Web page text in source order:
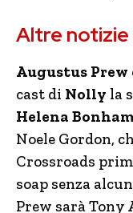
Altre notizie
Augustus Prew
cast di Nolly la
Helena
Noele Gordon,
Crossroads
soap senza
Prew sarà Tony